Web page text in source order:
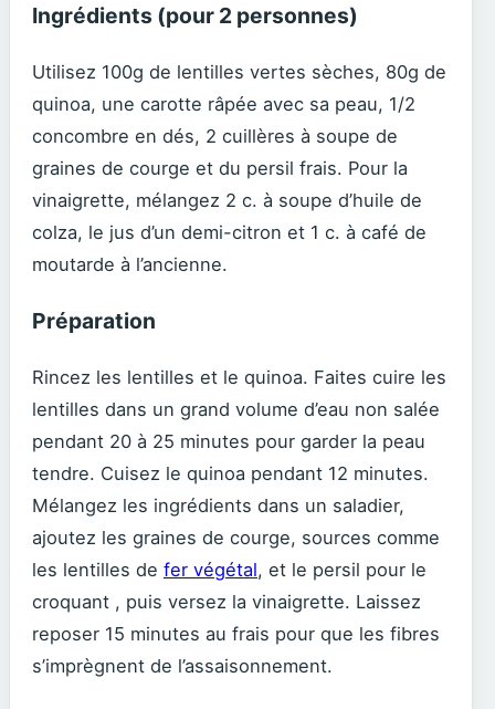
Ingrédients (pour 2 personnes)
Utilisez 100g de lentilles vertes sèches, 80g de
quinoa, une carotte râpée avec sa peau, 1/2
concombre en dés, 2 cuillères à soupe de
graines de courge et du persil frais. Pour la
vinaigrette, mélangez 2 c. à soupe d’huile de
colza, le jus d’un demi-citron et 1 c. à café de
moutarde à l’ancienne.
Préparation
Rincez les lentilles et le quinoa. Faites cuire les
lentilles dans un grand volume d’eau non salée
pendant 20 à 25 minutes pour garder la peau
tendre. Cuisez le quinoa pendant 12 minutes.
Mélangez les ingrédients dans un saladier,
ajoutez les graines de courge, sources comme
les lentilles de fer végétal, et le persil pour le
croquant , puis versez la vinaigrette. Laissez
reposer 15 minutes au frais pour que les fibres
s’imprègnent de l’assaisonnement.